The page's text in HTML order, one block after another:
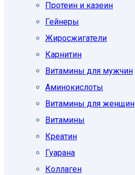
Протеин и казеин
Гейнеры
Жиросжигатели
Карнитин
Витамины для мужчин
Аминокислоты
Витамины для женщин
Витамины
Креатин
Гуарана
Коллаген